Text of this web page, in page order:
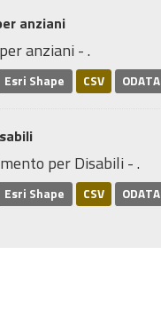
anziani
anziani - .
Esri Shape CSV ODATA
per Disabili - .
Esri Shape CSV ODATA